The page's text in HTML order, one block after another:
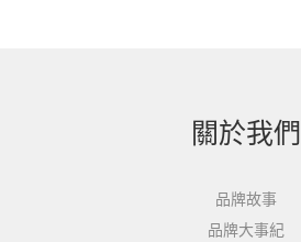
關於我們
品牌故事
品牌大事紀